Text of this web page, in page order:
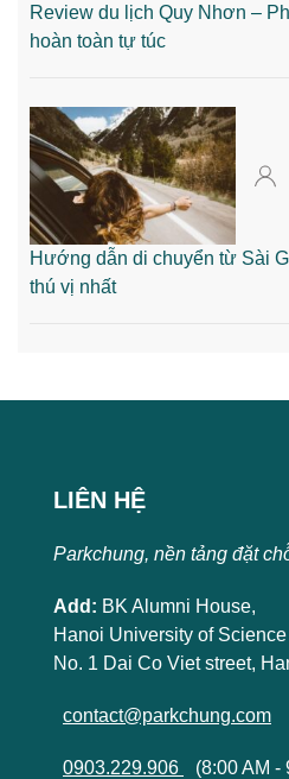
Review du lịch Quy Nhơn –
hoàn toàn tự túc
Hướng dẫn di chuyển từ Sài
thú vị nhất
LIÊN HỆ
Parkchung, nền tảng đặt
Add: BK Alumni House,
Hanoi University of
No. 1 Dai Co Viet street,
contact@parkchung.com
0903.229.906 (8:00 AM -